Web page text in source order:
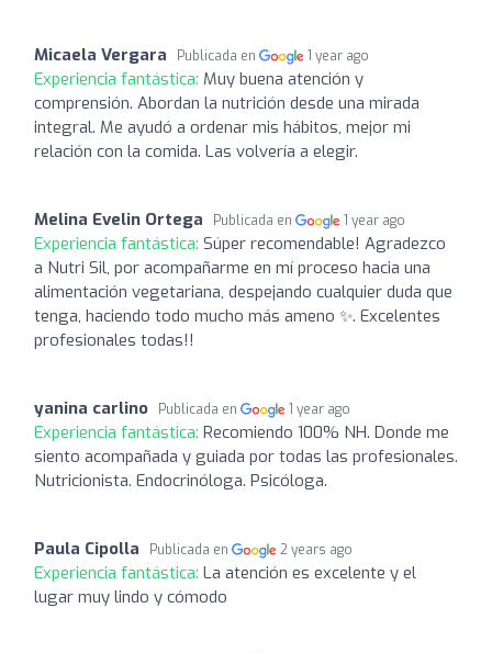
Micaela Vergara Publicada en 1 year ago
Experiencia fantástica: Muy buena atención y
comprensión. Abordan la nutrición desde una mirada
integral. Me ayudó a ordenar mis hábitos, mejor mi
relación con la comida. Las volvería a elegir.
Melina Evelin Ortega Publicada en 1 year ago
Experiencia fantástica: Súper recomendable! Agradezco
a Nutri Sil, por acompañarme en mí proceso hacia una
alimentación vegetariana, despejando cualquier duda que
tenga, haciendo todo mucho más ameno ✨. Excelentes
profesionales todas!!
yanina carlino Publicada en 1 year ago
Experiencia fantástica: Recomiendo 100% NH. Donde me
siento acompañada y guiada por todas las profesionales.
Nutricionista. Endocrinóloga. Psicóloga.
Paula Cipolla Publicada en 2 years ago
Experiencia fantástica: La atención es excelente y el
lugar muy lindo y cómodo